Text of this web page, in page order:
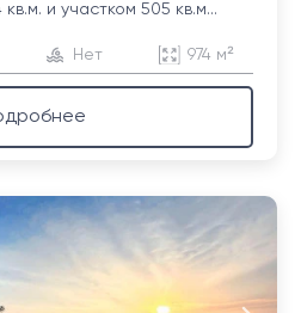
и участком 505 кв.м...
Нет 974 м²